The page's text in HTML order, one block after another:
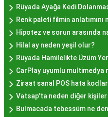
pastane, hayır lokması
tatları sevenler için
Eyüp gibi tarihi
Lokması deneyimi daha
Beyoğlu, Kadıköy, ve
semtlerde de bu lezzeti
Hayır
İstanbul'da
Rüyada Ayağa Kedi
Renk paleti filmin
Hipotez ve sorun arasında
Hilal ay neden yeşil olur?
Rüyada Hamilelikte Üzüm
CarPlay uyumlu multimedya
Ziraat sanal POS hata
Vatsap'ta neden diğer kişiler
Bulmacada tebessüm ne